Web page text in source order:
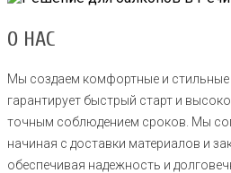
О НАС
Мы создаем комфортные и
гарантирует быстрый старт и
точным соблюдением сроков. Мы
начиная с доставки материалов и
обеспечивая надежность и